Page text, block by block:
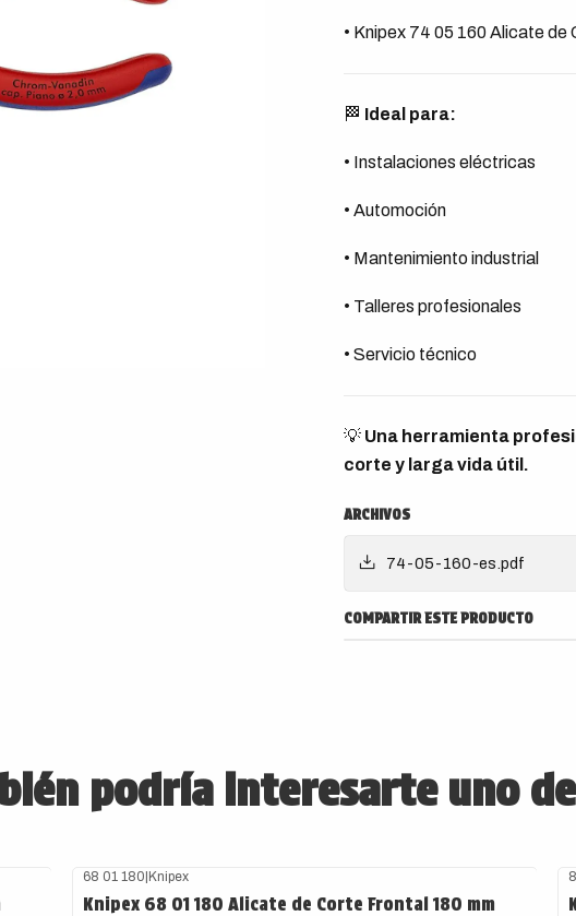
• Knipex 74 05 160 Alicate
🏁 Ideal para:
• Instalaciones eléctricas
• Automoción
• Mantenimiento industrial
• Talleres profesionales
• Servicio técnico
💡 Una herramienta
corte y larga vida útil.
ARCHIVOS
74-05-160-es.pdf
COMPARTIR ESTE PRODUCTO
podría interesarte uno
68 01 180|Knipex
Knipex 68 01 180 Alicate de Corte Frontal 180 mm